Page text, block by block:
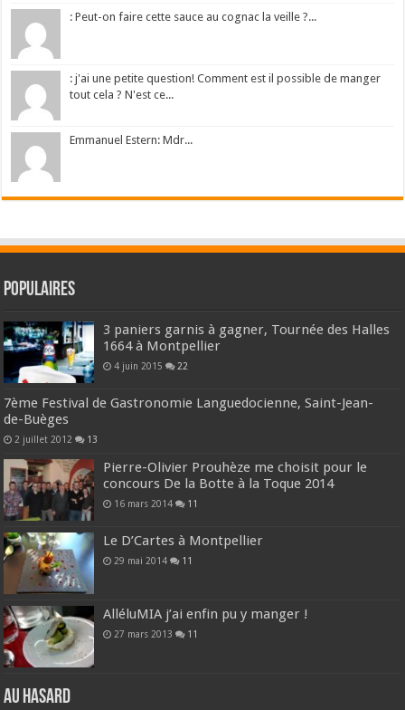
: Peut-on faire cette sauce au cognac la veille ?...
: j'ai une petite question! Comment est il possible de manger
tout cela ? N'est ce...
Emmanuel Estern: Mdr...
Populaires
3 paniers garnis à gagner, Tournée des Halles
1664 à Montpellier
4 juin 2015 22
7ème Festival de Gastronomie Languedocienne, Saint-Jean-
de-Buèges
2 juillet 2012 13
Pierre-Olivier Prouhèze me choisit pour le
concours De la Botte à la Toque 2014
16 mars 2014 11
Le D’Cartes à Montpellier
29 mai 2014 11
AlléluMIA j’ai enfin pu y manger !
27 mars 2013 11
Au hasard